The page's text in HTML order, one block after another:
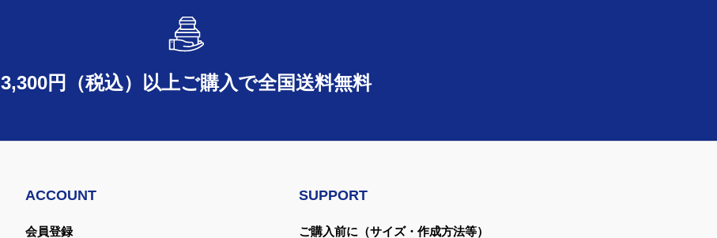
3,300円（税込）以上ご購入で全国送料無料
ACCOUNT
会員登録
SUPPORT
ご購入前に（サイズ・作成方法等）